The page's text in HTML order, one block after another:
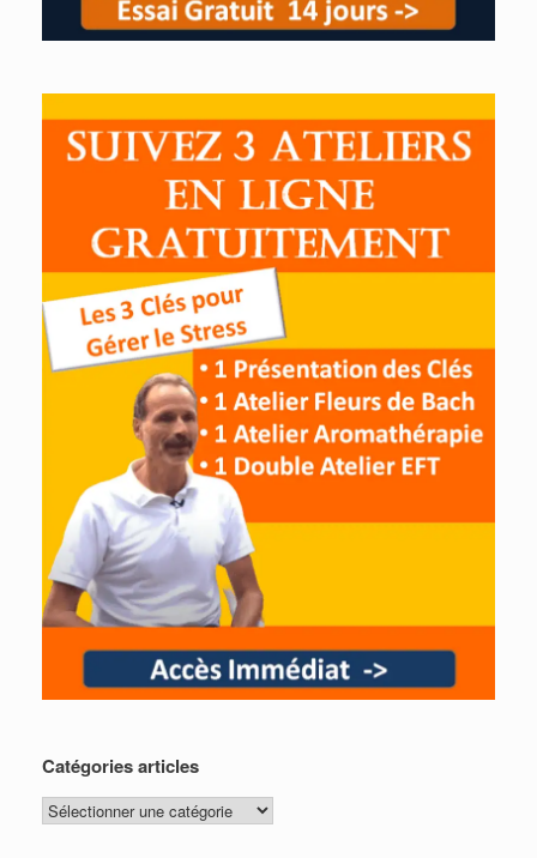
Catégories articles
Catégories
articles